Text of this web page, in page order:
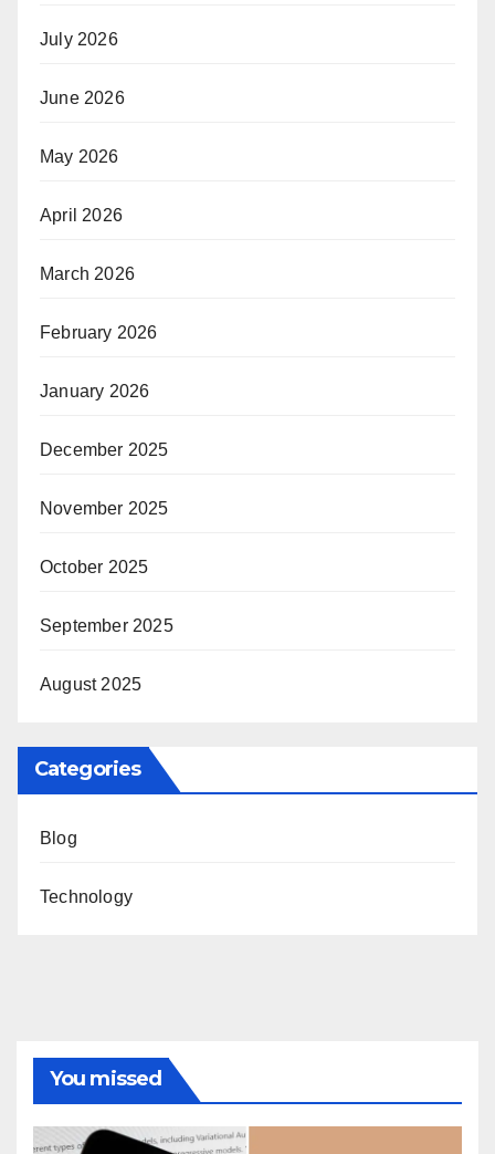
July 2026
June 2026
May 2026
April 2026
March 2026
February 2026
January 2026
December 2025
November 2025
October 2025
September 2025
August 2025
Categories
Blog
Technology
You missed